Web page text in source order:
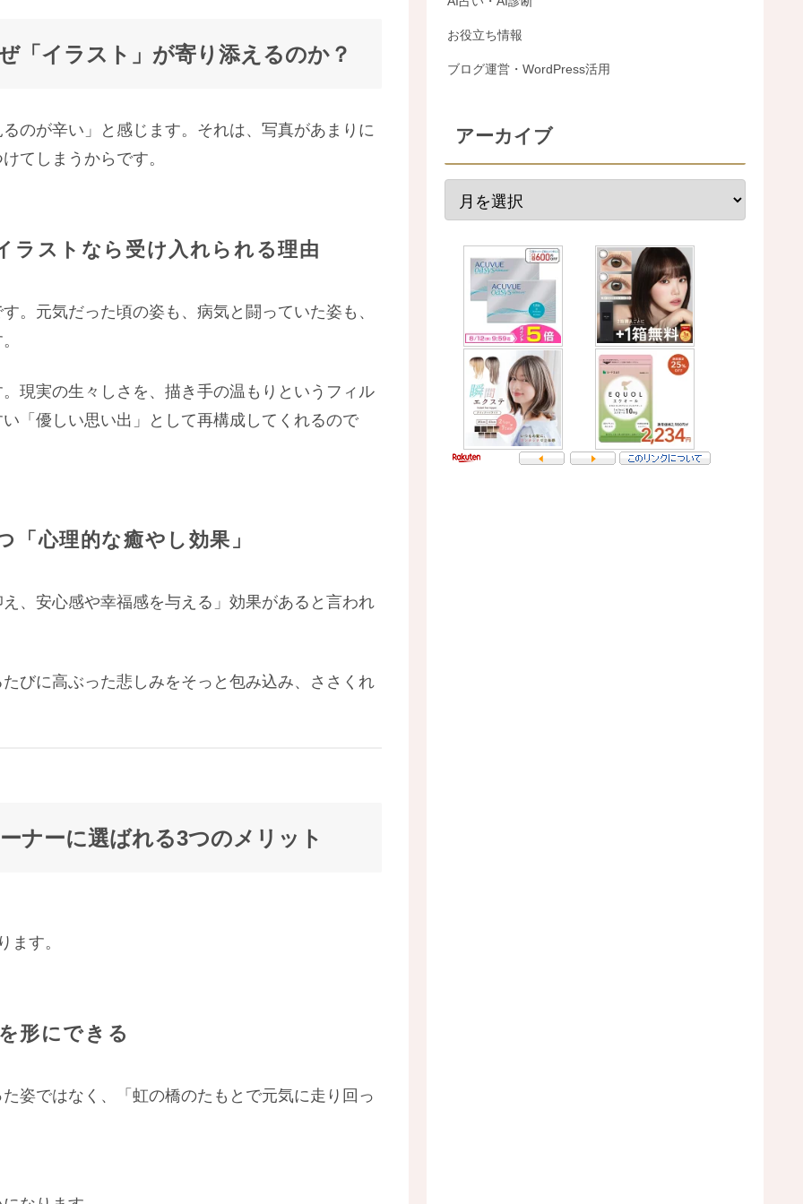
「イラスト」が寄り添えるのか？
のが辛い」と感じます。それは、写真があまりに
てしまうからです。
ラストなら受け入れられる理由
。元気だった頃の姿も、病気と闘っていた姿も、
現実の生々しさを、描き手の温もりというフィル
「優しい思い出」として再構成してくれるので
心理的な癒やし効果」
、安心感や幸福感を与える」効果があると言われ
びに高ぶった悲しみをそっと包み込み、ささくれ
ナーに選ばれる3つのメリット
ます。
形にできる
姿ではなく、「虹の橋のたもとで元気に走り回っ
お役立ち情報
ブログ運営・WordPress活用
アーカイブ